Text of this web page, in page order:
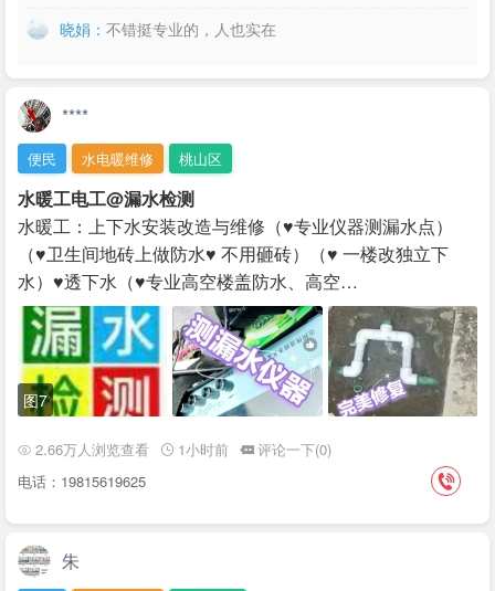
晓娟： 不错挺专业的，人也实在
****
便民 水电暖维修 桃山区
水暖工电工@漏水检测
水暖工：上下水安装改造与维修（♥专业仪器测漏水点）
（♥卫生间地砖上做防水♥ 不用砸砖）（♥ 一楼改独立下
水）♥透下水（♥专业高空楼盖防水、高空…
图7
2.66万人浏览查看 1小时前
评论一下(0)
电话：19815619625
朱